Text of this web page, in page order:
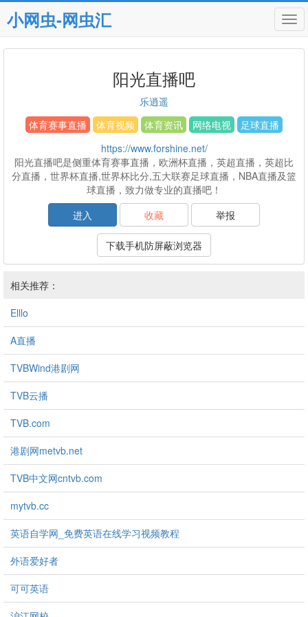
小网虫-网虫汇
阳光直播吧
乐逍遥
体育赛事直播
体育视频 体育资讯 网络电视
足球直播
https://www.forshine.net/
阳光直播吧是侧重体育赛事直播，欧洲杯直播，英超直播，英超比
分直播，世界杯直播,世界杯比分,五大联赛足球直播，NBA直播及篮
球直播，致力做专业的直播吧！
进入
收藏 举报
下载手机防屏蔽浏览器
相关推荐：
Elllo
A直播
TVBWind港剧网
TVB云播
TVB.com
港剧网metvb.net
TVB中文网cntvb.com
mytvb.cc
英语自学网_免费英语在线学习视频教程
外语爱好者
可可英语